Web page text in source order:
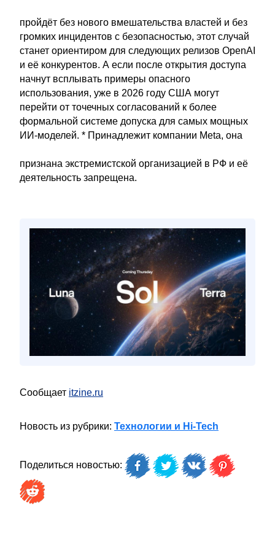
пройдёт без нового вмешательства властей и без
громких инцидентов с безопасностью, этот случай
станет ориентиром для следующих релизов OpenAI
и её конкурентов. А если после открытия доступа
начнут всплывать примеры опасного
использования, уже в 2026 году США могут
перейти от точечных согласований к более
формальной системе допуска для самых мощных
ИИ-моделей. * Принадлежит компании Meta, она
признана экстремистской организацией в РФ и её
деятельность запрещена.
Сообщает itzine.ru
Новость из рубрики: Технологии и Hi-Tech
Поделиться новостью: